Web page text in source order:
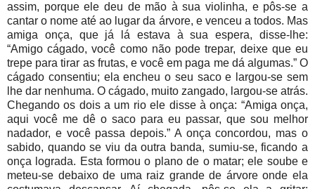
assim, porque ele deu de mão à sua violinha, e pôs-se a
cantar o nome até ao lugar da árvore, e venceu a todos. Mas
amiga onça, que já lá estava à sua espera, disse-lhe:
“Amigo cágado, você como não pode trepar, deixe que eu
trepe para tirar as frutas, e você em paga me dá algumas.” O
cágado consentiu; ela encheu o seu saco e largou-se sem
lhe dar nenhuma. O cágado, muito zangado, largou-se atrás.
Chegando os dois a um rio ele disse à onça: “Amiga onça,
aqui você me dê o saco para eu passar, que sou melhor
nadador, e você passa depois.” A onça concordou, mas o
sabido, quando se viu da outra banda, sumiu-se, ficando a
onça lograda. Esta formou o plano de o matar; ele soube e
meteu-se debaixo de uma raiz grande de árvore onde ela